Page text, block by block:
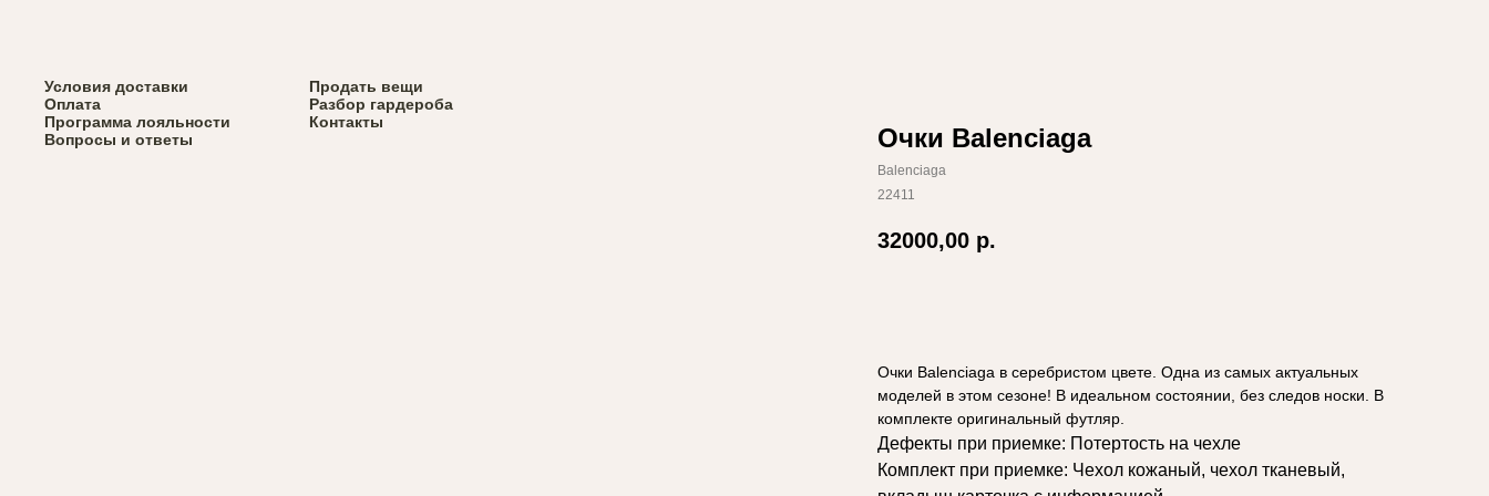
Весь каталог
Верхняя одежда
Сумки
Обувь
Аксессуары
Продать вещи
Разбор гардероба
Контакты
Условия доставки
Оплата
Программа лояльности
Вопросы и ответы
Очки Balenciaga
Balenciaga
22411
32000,00 р.
Очки Balenciaga в серебристом цвете. Одна из самых актуальных
моделей в этом сезоне! В идеальном состоянии, без следов носки. В
комплекте оригинальный футляр.
Дефекты при приемке: Потертость на чехле
Комплект при приемке: Чехол кожаный, чехол тканевый,